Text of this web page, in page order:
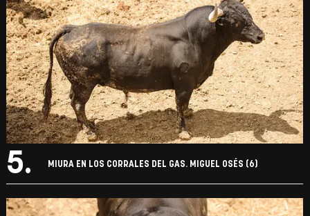
5. MIURA EN LOS CORRALES DEL GAS. MIGUEL OSÉS (6)